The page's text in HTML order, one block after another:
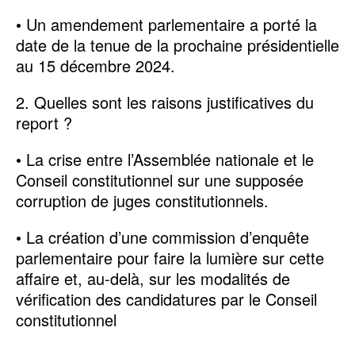
• Un amendement parlementaire a porté la
date de la tenue de la prochaine présidentielle
au 15 décembre 2024.
2. Quelles sont les raisons justificatives du
report ?
• La crise entre l’Assemblée nationale et le
Conseil constitutionnel sur une supposée
corruption de juges constitutionnels.
• La création d’une commission d’enquête
parlementaire pour faire la lumière sur cette
affaire et, au-delà, sur les modalités de
vérification des candidatures par le Conseil
constitutionnel